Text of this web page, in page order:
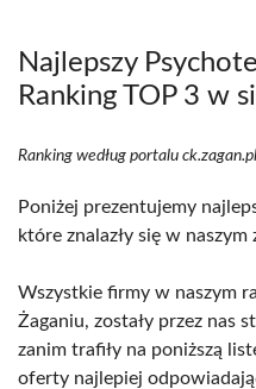
Najlepszy
Ranking TOP 3 w
Ranking według portalu ck.zagan.pl
Poniżej prezentujemy
które znalazły się w
Wszystkie firmy w naszym
Żaganiu, zostały przez nas
zanim trafiły na poniższą
oferty najlepiej